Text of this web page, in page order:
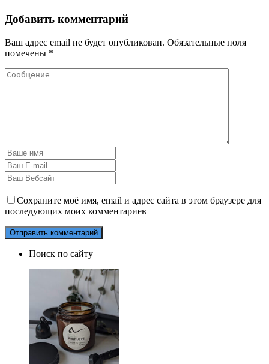
Добавить комментарий
Ваш адрес email не будет опубликован. Обязательные поля
помечены *
Сохраните моё имя, email и адрес сайта в этом браузере для
последующих моих комментариев
Поиск по сайту